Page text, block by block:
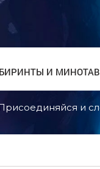
И
и